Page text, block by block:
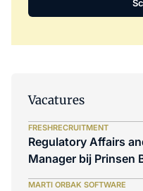
Vacatures
FRESHRECRUITMENT
Regulatory Affairs
Manager bij Prinsen
MARTI ORBAK SOFTWARE